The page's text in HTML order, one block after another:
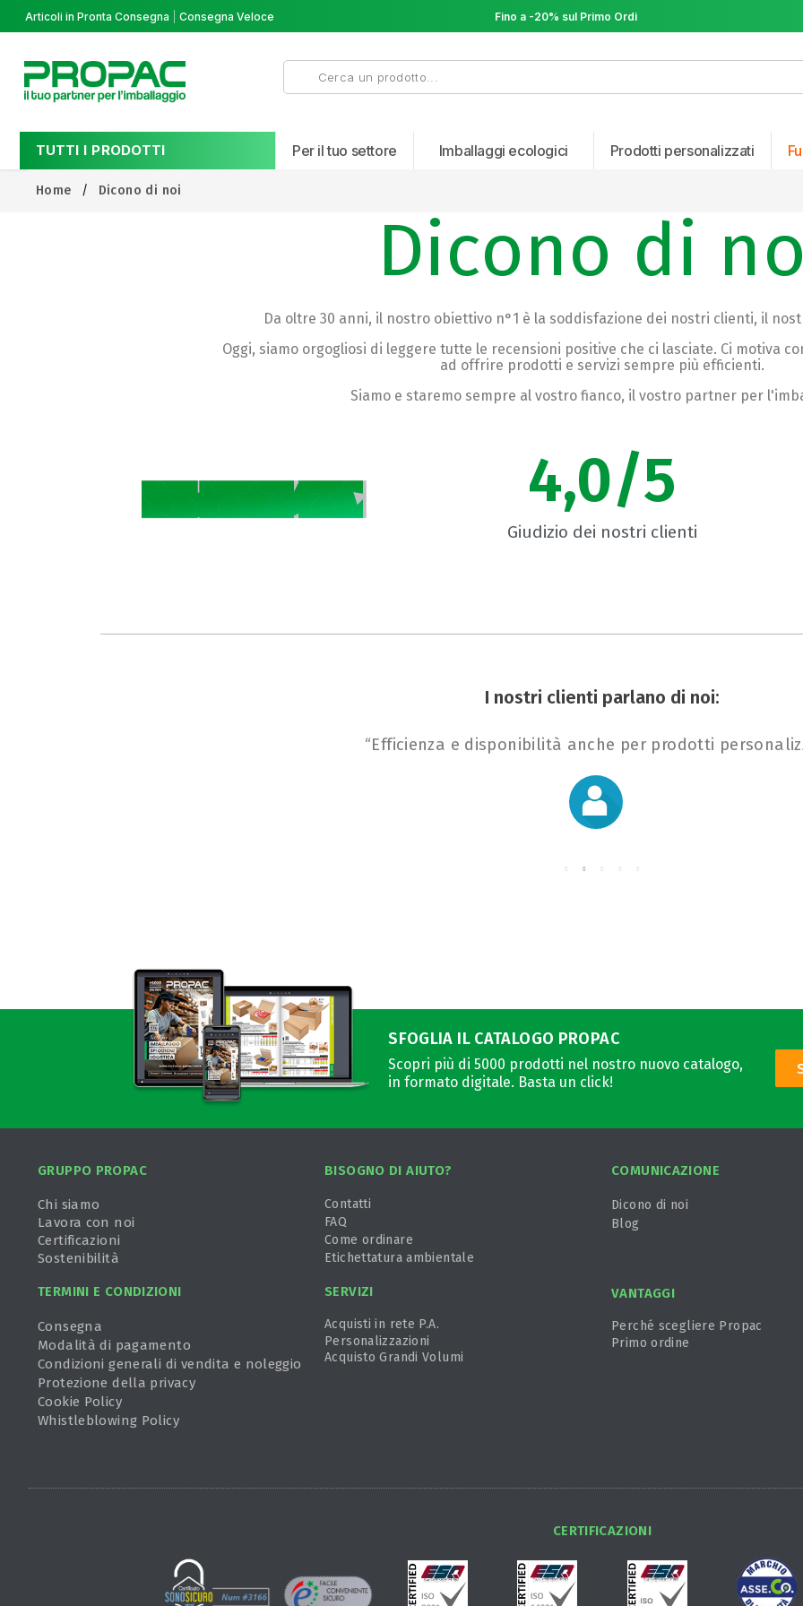
Articoli in Pronta Consegna Consegna Veloce Fino a -20% sul Primo Ordine
TUTTI I PRODOTTI Per il tuo settore Imballaggi ecologici Prodotti personalizzati
Home Dicono di noi
Dicono di
Da oltre 30 anni, il nostro obiettivo n°1 è la soddisfazione dei nostri clienti, il
Oggi, siamo orgogliosi di leggere tutte le recensioni positive che ci lasciate. Ci motiva
ad offrire prodotti e servizi sempre più efficienti.
Siamo e staremo sempre al vostro fianco, il vostro partner per
4,0/5
Giudizio dei nostri clienti
I nostri clienti parlano di noi:
“Efficienza e disponibilità anche per prodotti
SFOGLIA IL CATALOGO PROPAC
Scopri più di 5000 prodotti nel nostro nuovo catalogo,
in formato digitale. Basta un click!
GRUPPO PROPAC
Chi siamo
Lavora con noi
Certificazioni
Sostenibilità
TERMINI E CONDIZIONI
Consegna
Modalità di pagamento
Condizioni generali di vendita e noleggio
Protezione della privacy
Cookie Policy
Whistleblowing Policy
BISOGNO DI AIUTO?
Contatti
FAQ
Come ordinare
Etichettatura ambientale
SERVIZI
Acquisti in rete P.A.
Personalizzazioni
Acquisto Grandi Volumi
COMUNICAZIONE
Dicono di noi
Blog
VANTAGGI
Perché scegliere Propac
Primo ordine
CERTIFICAZIONI